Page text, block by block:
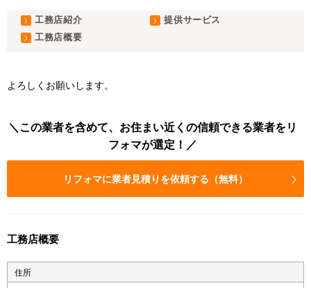
工務店紹介
提供サービス
工務店概要
よろしくお願いします。
この業者を含めて、お住まい近くの信頼できる業者をリ
フォマが選定！
リフォマに業者見積りを依頼する（無料）
工務店概要
住所